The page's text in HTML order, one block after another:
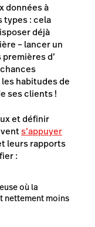
données à
: cela
déjà
– lancer un
d’
habitudes de
ses clients !
et définir
s’appuyer
leurs rapports
:
où la
nettement moins